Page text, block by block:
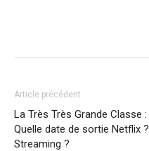
Article précédent
La Très Très Grande Classe :
Quelle date de sortie Netflix ?
Streaming ?